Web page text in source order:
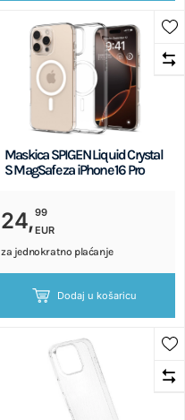
Maskica SPIGEN Liquid Crystal
S MagSafe za iPhone 16 Pro
24,99
EUR
za jednokratno plaćanje
Dodaj u košaricu